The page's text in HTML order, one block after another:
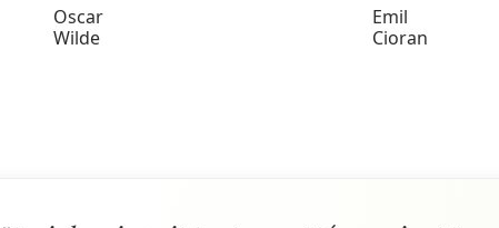
Oscar
Wilde
Emil
Cioran